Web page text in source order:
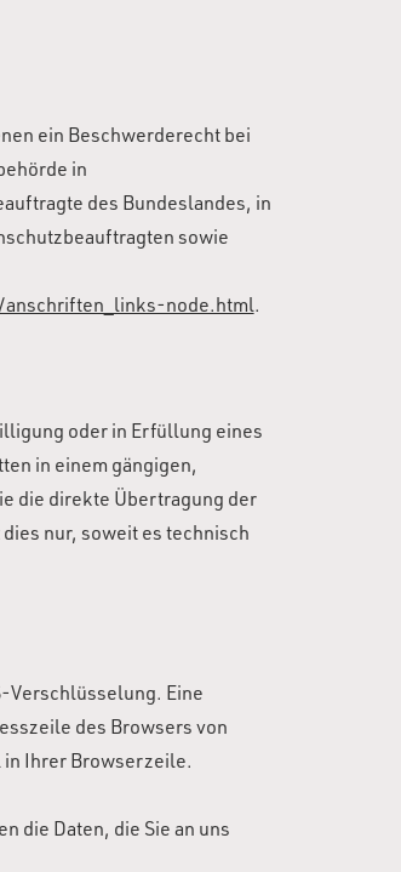
ein Beschwerderecht bei
in
des Bundeslandes, in
sowie
node.html.
oder in Erfüllung eines
in einem gängigen,
die direkte Übertragung der
nur, soweit es technisch
Verschlüsselung. Eine
des Browsers von
in Ihrer Browserzeile.
die Daten, die Sie an uns